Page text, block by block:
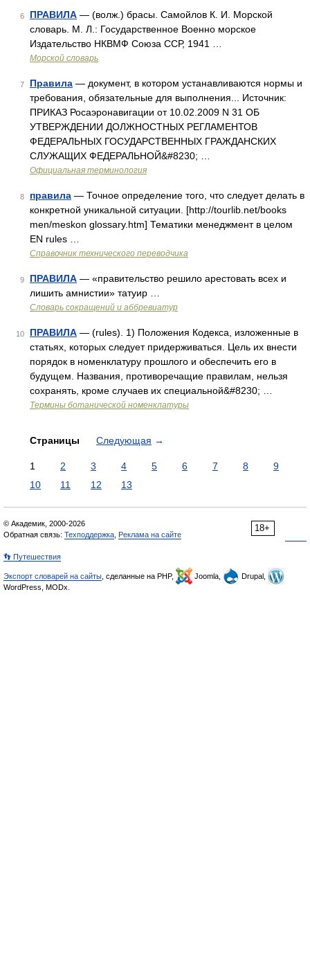
6 ПРАВИЛА — (волж.) брасы. Самойлов К. И. Морской
словарь. М. Л.: Государственное Военно морское
Издательство НКВМФ Союза ССР, 1941 …
Морской словарь
7 Правила — документ, в котором устанавливаются нормы и
требования, обязательные для выполнения... Источник:
ПРИКАЗ Росаэронавигации от 10.02.2009 N 31 ОБ
УТВЕРЖДЕНИИ ДОЛЖНОСТНЫХ РЕГЛАМЕНТОВ
ФЕДЕРАЛЬНЫХ ГОСУДАРСТВЕННЫХ ГРАЖДАНСКИХ
СЛУЖАЩИХ ФЕДЕРАЛЬНОЙ&#8230; …
Официальная терминология
8 правила — Точное определение того, что следует делать в
конкретной уникальной ситуации. [http://tourlib.net/books
men/meskon glossary.htm] Тематики менеджмент в целом
EN rules …
Справочник технического переводчика
9 ПРАВИЛА — «правительство решило арестовать всех и
лишить амнистии» татуир …
Словарь сокращений и аббревиатур
10 ПРАВИЛА — (rules). 1) Положения Кодекса, изложенные в
статьях, которых следует придерживаться. Цель их внести
порядок в номенклатуру прошлого и обеспечить его в
будущем. Названия, противоречащие правилам, нельзя
сохранять, кроме случаев их специальной&#8230; …
Термины ботанической номенклатуры
Страницы Следующая →
1 2 3 4 5 6 7 8
9
10
11 12 13
18+
© Академик, 2000-2026
Обратная связь: Техподдержка Реклама на сайте
👣 Путешествия
Экспорт словарей на сайты , сделанные на PHP, Joomla,
Drupal,
WordPress, MODx.